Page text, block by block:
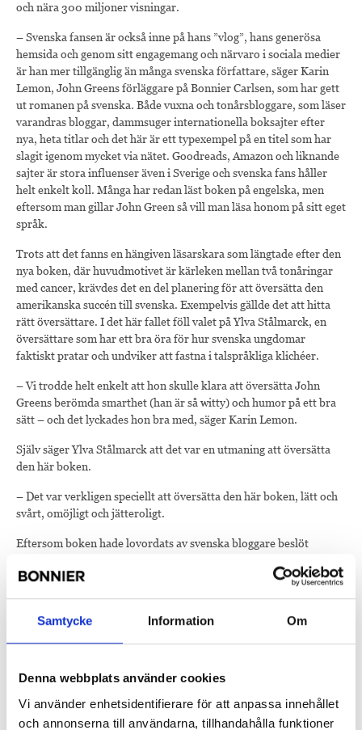
Samtycke Information Om
Denna webbplats använder cookies
Vi använder enhetsidentifierare för att anpassa innehållet
och annonserna till användarna, tillhandahålla funktioner
och nära 300 miljoner visningar.
– Svenska fansen är också inne på hans ”vlog”, hans generösa
hemsida och genom sitt engagemang och närvaro i sociala medier
är han mer tillgänglig än många svenska författare, säger Karin
Lemon, John Greens förläggare på Bonnier Carlsen, som har gett
ut romanen på svenska. Både vuxna och tonårsbloggare, som läser
varandras bloggar, dammsuger internationella boksajter efter
nya, heta titlar och det här är ett typexempel på en titel som har
slagit igenom mycket via nätet. Goodreads, Amazon och liknande
sajter är stora influenser även i Sverige och svenska fans håller
helt enkelt koll. Många har redan läst boken på engelska, men
eftersom man gillar John Green så vill man läsa honom på sitt eget
språk.
Trots att det fanns en hängiven läsarskara som längtade efter den
nya boken, där huvudmotivet är kärleken mellan två tonåringar
med cancer, krävdes det en del planering för att översätta den
amerikanska succén till svenska. Exempelvis gällde det att hitta
rätt översättare. I det här fallet föll valet på Ylva Stålmarck, en
översättare som har ett bra öra för hur svenska ungdomar
faktiskt pratar och undviker att fastna i talspråkliga klichéer.
– Vi trodde helt enkelt att hon skulle klara att översätta John
Greens berömda smarthet (han är så witty) och humor på ett bra
sätt – och det lyckades hon bra med, säger Karin Lemon.
Själv säger Ylva Stålmarck att det var en utmaning att översätta
den här boken.
– Det var verkligen speciellt att översätta den här boken, lätt och
svårt, omöjligt och jätteroligt.
Eftersom boken hade lovordats av svenska bloggare beslöt
svenska översättningen. Under hösten 2012 erbjöd förlaget
– Gensvaret från bloggosfären var fantastiskt. Förhoppningsvis
kan de svenska bokbloggarna hjälpa John Green att nå de svenska
informations- ansvarig för boken.
Men marknadsföringen vilar inte enbart på bloggarna, utan sker
till stor del även i andra sociala medier.